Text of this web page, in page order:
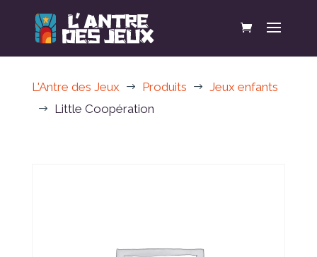
L'Antre des Jeux $ Produits $ Jeux enfants
$ Little Coopération